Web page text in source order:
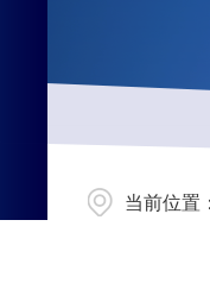
当前位置